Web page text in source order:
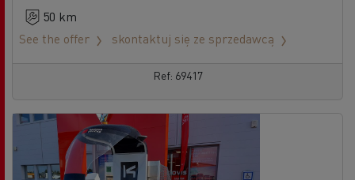
50 km
See the offer
skontaktuj się ze sprzedawcą
Ref: 69417